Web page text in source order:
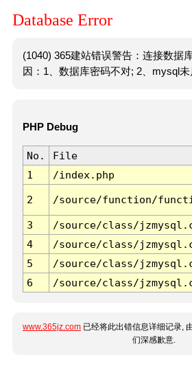
Database Error
(1040) 365建站错误警告：连接数据
因：1、数据库密码不对; 2、mysql未
PHP Debug
No. File
1
/index.php
2 /source/function/
3 /source/class/
4
/source/class/
5
/source/class/
6
/source/class/
www.365jz.com 已经将此出错信息详细记录,
们深感歉意.